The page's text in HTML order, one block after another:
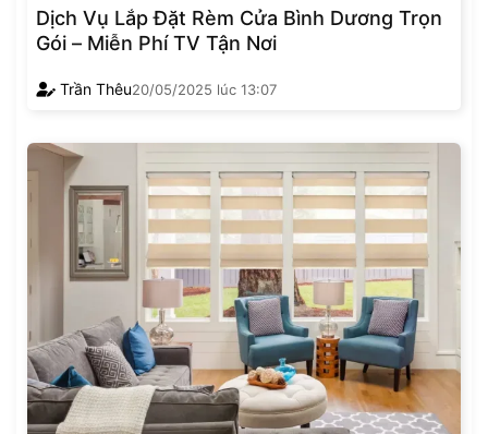
Dịch Vụ Lắp Đặt Rèm Cửa Bình Dương Trọn
Gói – Miễn Phí TV Tận Nơi
Trần Thêu20/05/2025 lúc 13:07